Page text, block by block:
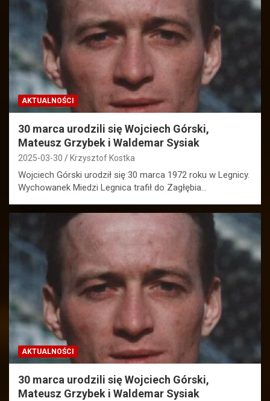
AKTUALNOŚCI
30 marca urodzili się Wojciech Górski,
Mateusz Grzybek i Waldemar Sysiak
2025-03-30 Krzysztof Kostka
Wojciech Górski urodził się 30 marca 1972 roku w Legnicy.
Wychowanek Miedzi Legnica trafił do Zagłębia…
AKTUALNOŚCI
30 marca urodzili się Wojciech Górski,
Mateusz Grzybek i Waldemar Sysiak